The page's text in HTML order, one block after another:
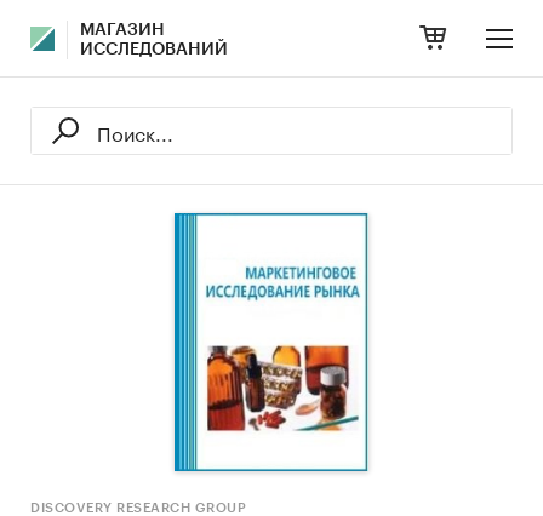
МАГАЗИН
ИССЛЕДОВАНИЙ
DISCOVERY RESEARCH GROUP